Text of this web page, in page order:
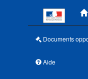
Documents
Aide